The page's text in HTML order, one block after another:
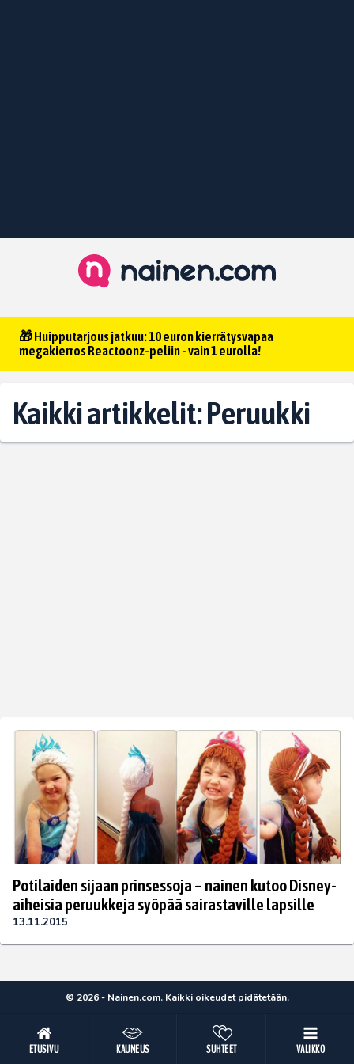
ETUSIVU KAUNEUS SUHTEET VALIKKO
🎁 Huipputarjous jatkuu: 10 euron kierrätysvapaa
megakierros Reactoonz-peliin - vain 1 eurolla!
Kaikki artikkelit: Peruukki
Potilaiden sijaan prinsessoja – nainen kutoo Disney-
aiheisia peruukkeja syöpää sairastaville lapsille
13.11.2015
© 2026 - Nainen.com. Kaikki oikeudet pidätetään.